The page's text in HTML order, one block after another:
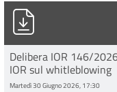
Delibera IOR 146/
IOR sul whitleblowing
Martedì 30 Giugno 2026, 17:30